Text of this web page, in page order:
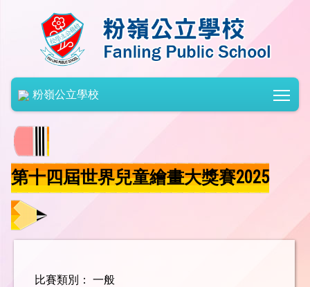
粉嶺公立學校
第十四屆世界兒童繪畫大獎賽2025
比賽類別： 一般